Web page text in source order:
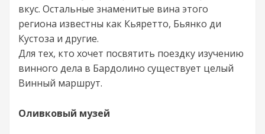
вкус. Остальные знаменитые вина этого
региона известны как Кьяретто, Бьянко ди
Кустоза и другие.
Для тех, кто хочет посвятить поездку изучению
винного дела в Бардолино существует целый
Винный маршрут.
Оливковый музей